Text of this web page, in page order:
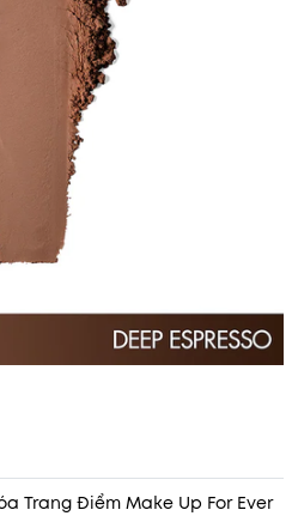
Trang Điểm Make Up For Ever